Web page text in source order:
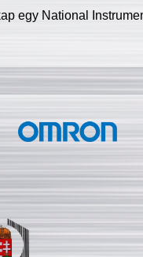
egy National